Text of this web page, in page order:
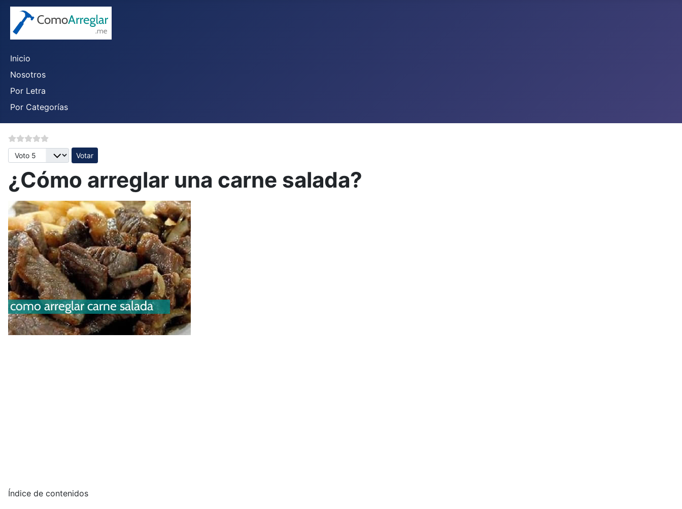
Inicio
Nosotros
Por Letra
Por Categorías
Por favor, vote
¿Cómo arreglar una carne salada?
Índice de contenidos